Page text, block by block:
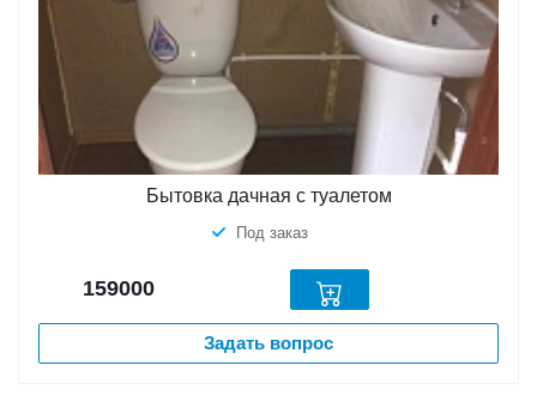
Бытовка дачная с туалетом
Под заказ
159000
Задать вопрос